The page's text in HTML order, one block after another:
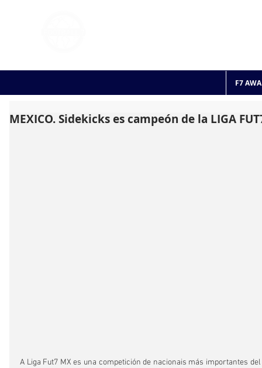
F7
MEXICO. Sidekicks es campeón de la LIGA
A Liga Fut7 MX es una competición de nacionais más importantes